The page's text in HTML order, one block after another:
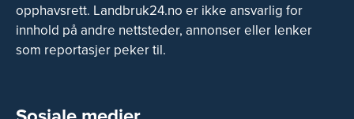
opphavsrett. Landbruk24.no er ikke ansvarlig for
innhold på andre nettsteder, annonser eller lenker
som reportasjer peker til.